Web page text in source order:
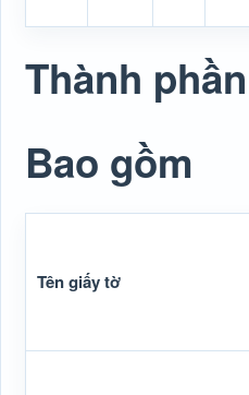
Thành
Bao gồm
Tên giấy tờ